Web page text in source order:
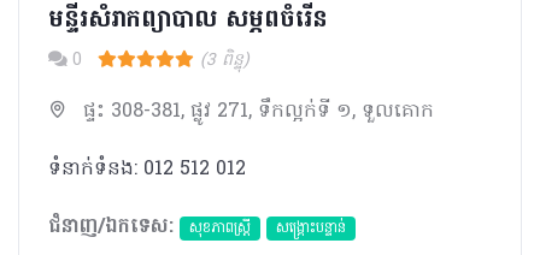
មន្ទីរសំរាកព្យាបាល សម្ភពចំរើន
0 (3 ពិន្ទុ)
ផ្ទះ 308-381, ផ្លូវ 271, ទឹកល្អក់ទី ១, ទួលគោក
ទំនាក់ទំនង: 012 512 012
ជំនាញ/ឯកទេស:
សុខភាពស្រ្តី សង្គ្រោះបន្ទាន់